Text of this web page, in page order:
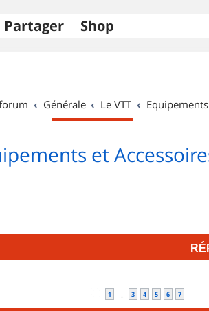
Partager Shop
Générale Le VTT
et
1 … 3 4 5 6 7